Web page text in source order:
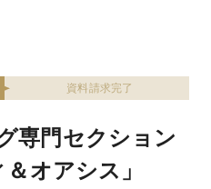
資料請求完了
専門セクション
オアシス」